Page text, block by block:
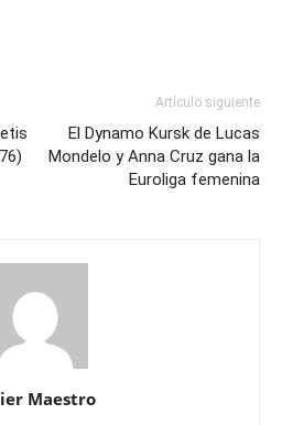
Artículo siguiente
El Dynamo Kursk de Lucas
Mondelo y Anna Cruz gana la
Euroliga femenina
Maestro